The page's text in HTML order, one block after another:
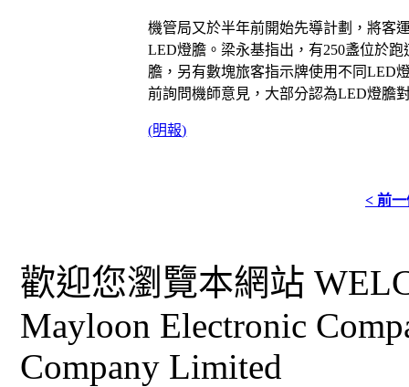
機管局又於半年前開始先導計劃，將客
LED燈膽。梁永基指出，有250盞位於跑
膽，另有數塊旅客指示牌使用不同LED
前詢問機師意見，大部分認為LED燈膽
(明報)
< 前一
歡迎您瀏覽本網站
Mayloon Electronic
Company Limited